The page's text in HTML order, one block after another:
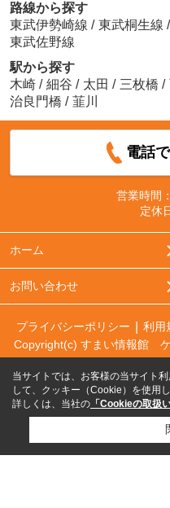
路線から探す
東武伊勢崎線 / 東武桐生線 /
東武佐野線
駅から探す
木崎 / 細谷 / 太田 / 三枚橋 /
治良門橋 / 韮川
電話
営業時間：
定休
ホーム
お問い合わせ
プライバシーポリシー 利用
Copyright(c) すまい情報館
当サイトでは、お客様の当サイト
して、クッキー（Cookie）を使用し
詳しくは、当社の 「Cookieの取扱